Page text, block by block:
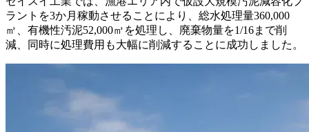
ラントを3か月稼動させることにより、総水処理量360,000
㎥、有機性汚泥52,000㎥を処理し、廃棄物量を1/16まで削
減、同時に処理費用も大幅に削減することに成功しました。